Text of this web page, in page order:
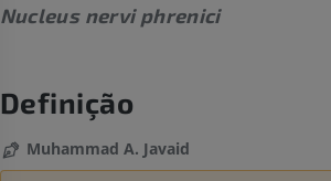
Nucleus nervi phrenici
Definição
Muhammad A. Javaid